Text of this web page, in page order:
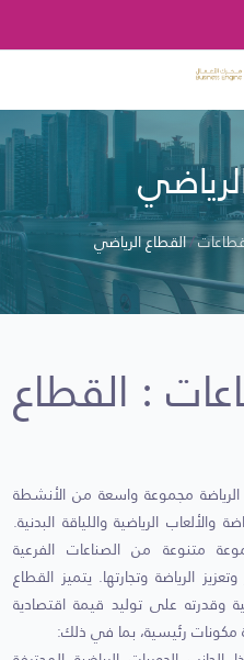
القطاع الرياضي
: القطاع
مجموعة واسعة من الأنشطة
والألعاب الرياضية واللياقة البدنية.
متنوعة من الصناعات الفرعية
الرياضة وتجارتها. يتميز القطاع
وقدرته على توليد قيمة اقتصادية
مكونات رئيسية، بما في ذلك: